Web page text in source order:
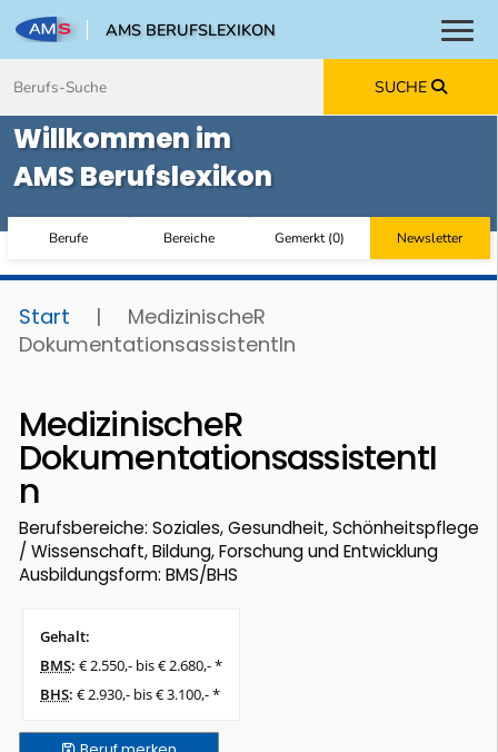
AMS BERUFSLEXIKON
SUCHE
Willkommen im
AMS Berufslexikon
Berufe Bereiche Gemerkt(0) Newsletter
Start |
MedizinischeR
DokumentationsassistentIn
MedizinischeR
DokumentationsassistentI
n
Berufsbereiche: Soziales, Gesundheit, Schönheitspflege
/ Wissenschaft, Bildung, Forschung und Entwicklung
Ausbildungsform: BMS/BHS
Gehalt:
BMS: € 2.550,- bis € 2.680,- *
BHS: € 2.930,- bis € 3.100,- *